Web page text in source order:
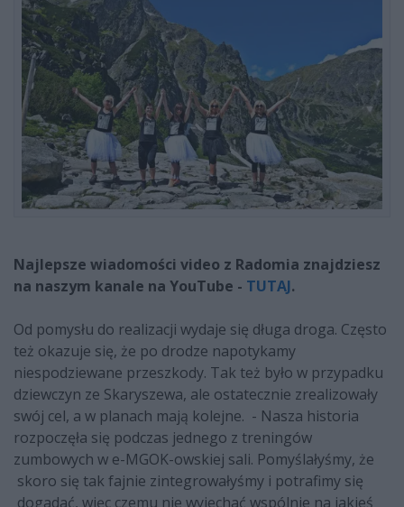
Najlepsze wiadomości video z Radomia znajdziesz
na naszym kanale na YouTube - TUTAJ.
Od pomysłu do realizacji wydaje się długa droga. Często
też okazuje się, że po drodze napotykamy
niespodziewane przeszkody. Tak też było w przypadku
dziewczyn ze Skaryszewa, ale ostatecznie zrealizowały
swój cel, a w planach mają kolejne. - Nasza historia
rozpoczęła się podczas jednego z treningów
zumbowych w e-MGOK-owskiej sali. Pomyślałyśmy, że
skoro się tak fajnie zintegrowałyśmy i potrafimy się
dogadać, więc czemu nie wyjechać wspólnie na jakieś